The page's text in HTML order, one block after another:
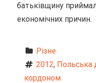
батьківщину
економічних причин.
Різне
2012, Польська
кордоном